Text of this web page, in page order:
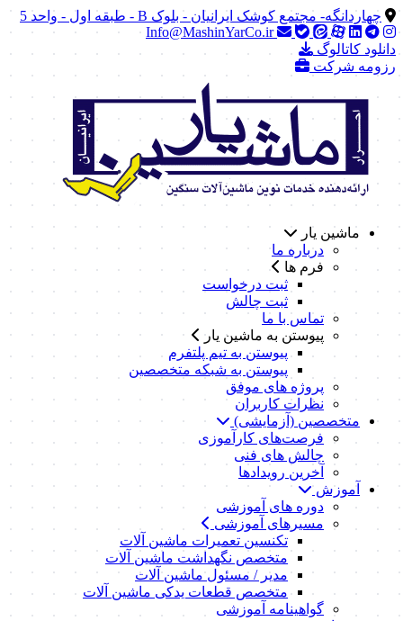
چهاردانگه- مجتمع کوشک ایرانیان - بلوک B - طبقه اول - واحد 5
Info@MashinYarCo.ir
دانلود کاتالوگ
رزومه شرکت
ماشین یار
درباره ما
فرم ها
ثبت درخواست
ثبت چالش
تماس با ما
پیوستن به ماشین یار
پیوستن به تیم پلتفرم
پیوستن به شبکه متخصصین
پروژه های موفق
نظرات کاربران
متخصصین (آزمایشی)
فرصت‌های کارآموزی
چالش های فنی
آخرین رویدادها
آموزش
دوره های آموزشی
مسیرهای آموزشی
تکنسین تعمیرات ماشین آلات
متخصص نگهداشت ماشین آلات
مدیر / مسئول ماشین آلات
متخصص قطعات یدکی ماشین آلات
گواهینامه آموزشی